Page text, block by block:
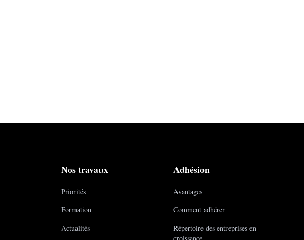
Nos travaux
Priorités
Formation
Actualités
Adhésion
Avantages
Comment adhérer
Répertoire des entreprises en